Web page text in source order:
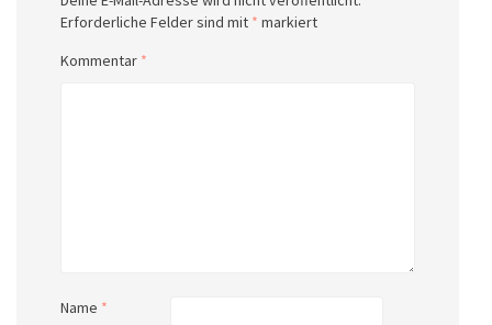
Erforderliche Felder sind mit * markiert
Kommentar *
Name *